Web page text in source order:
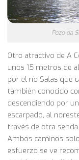
Pozo da
Otro atractivo de A
unos 15 metros de
por el río Salas que
también conocido
descendiendo por
escarpado, al
través de otra
Ambos caminos
esfuerzo se ve